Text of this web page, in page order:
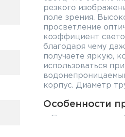
резкого
поле зрения.
просветление
коэффициент
благодаря чему
получаете яркую,
использоваться
корпус. Диаметр
Особенности